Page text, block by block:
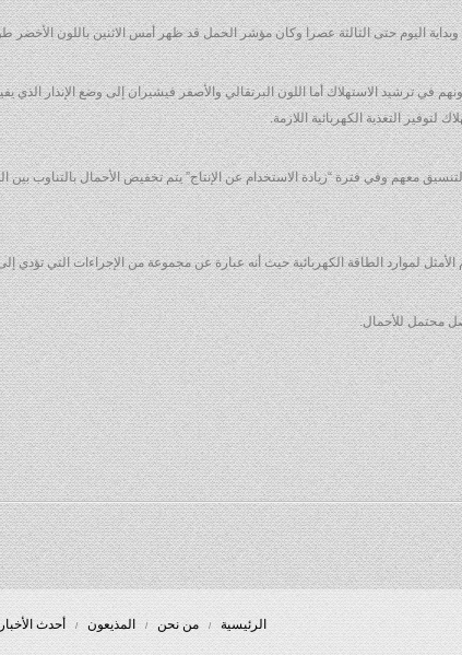
اليوم حتى الثالثة عصرا وكان مؤشر الحمل قد ظهر أمس الاثنين باللون الأخضر
في ترشيد الاستهلاك أما اللون البرتقالي والأصفر فيشيران إلى وضع الإنذار الذي
التغذية الكهربائية اللازمة.
معهم وفي فترة “زيادة الاستخدام عن الإنتاج” يتم تخفيض الأحمال بالتناوب بين
لموارد الطاقة الكهربائية حيث أنه عبارة عن مجموعة من الإجراءات التي تؤدي
محتمل للأحمال.
الرئيسية من نحن المذيعون أحدث الأخبار